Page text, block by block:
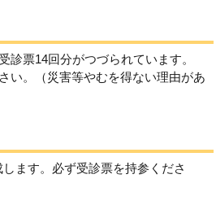
票14回分がつづられています。
い。（災害等やむを得ない理由があ
ます。必ず受診票を持参くださ